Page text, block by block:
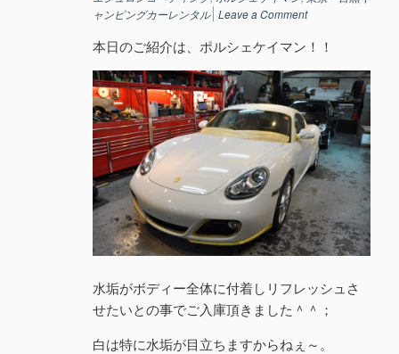
ャンピングカーレンタル Leave a Comment
本日のご紹介は、ポルシェケイマン！！
水垢がボディー全体に付着しリフレッシュさ
せたいとの事でご入庫頂きました＾＾；
白は特に水垢が目立ちますからねぇ～。